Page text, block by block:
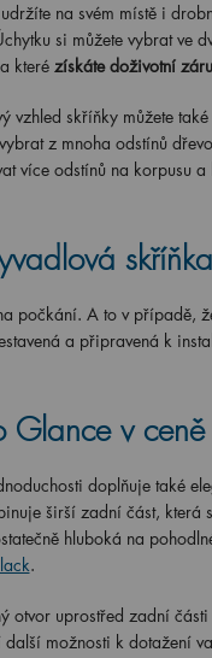
na svém místě i
si můžete vybrat ve
které získáte doživotní
vzhled skříňky můžete
z mnoha odstínů
více odstínů na korpusu
počkání. A to v případě,
a připravená k
Glance v ceně
doplňuje také
širší zadní část,
hluboká na
.
otvor uprostřed zadní
možnosti k dotažení